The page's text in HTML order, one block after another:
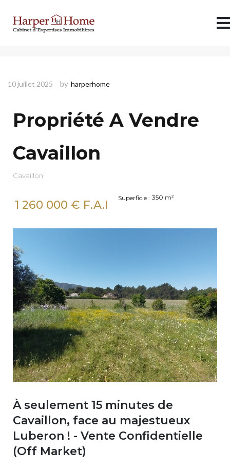
Propriété A Vendre Cavaillon
10 juillet 2025 by harperhome
Propriété A Vendre
Cavaillon
Cavaillon
1 260 000 € F.A.I
Superficie : 350 m²
À seulement 15 minutes de
Cavaillon, face au majestueux
Luberon ! - Vente Confidentielle
(Off Market)